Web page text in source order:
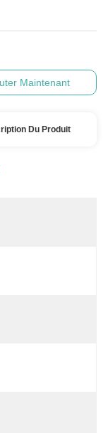
Maintenant
Du Produit